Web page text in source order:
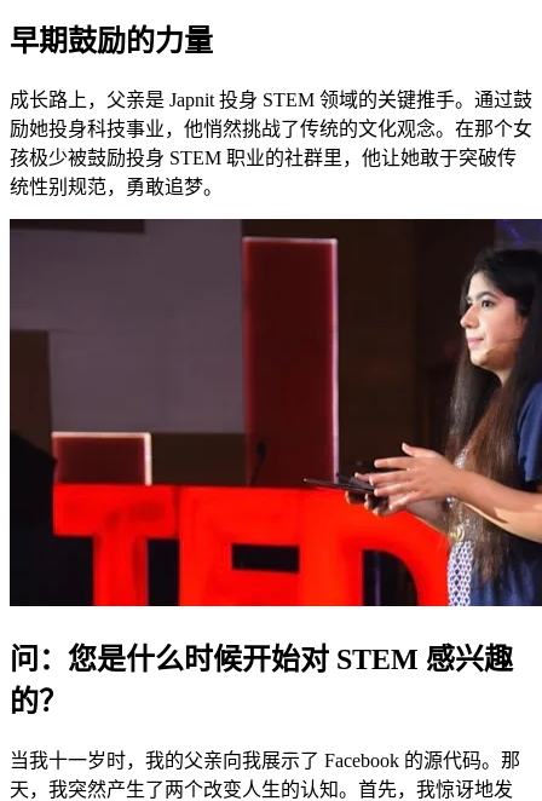
早期鼓励的力量
成长路上，父亲是 Japnit 投身 STEM 领域的关键推手。通过鼓
励她投身科技事业，他悄然挑战了传统的文化观念。在那个女
孩极少被鼓励投身 STEM 职业的社群里，他让她敢于突破传
统性别规范，勇敢追梦。
问：您是什么时候开始对 STEM 感兴趣
的？
当我十一岁时，我的父亲向我展示了 Facebook 的源代码。那
天，我突然产生了两个改变人生的认知。首先，我惊讶地发